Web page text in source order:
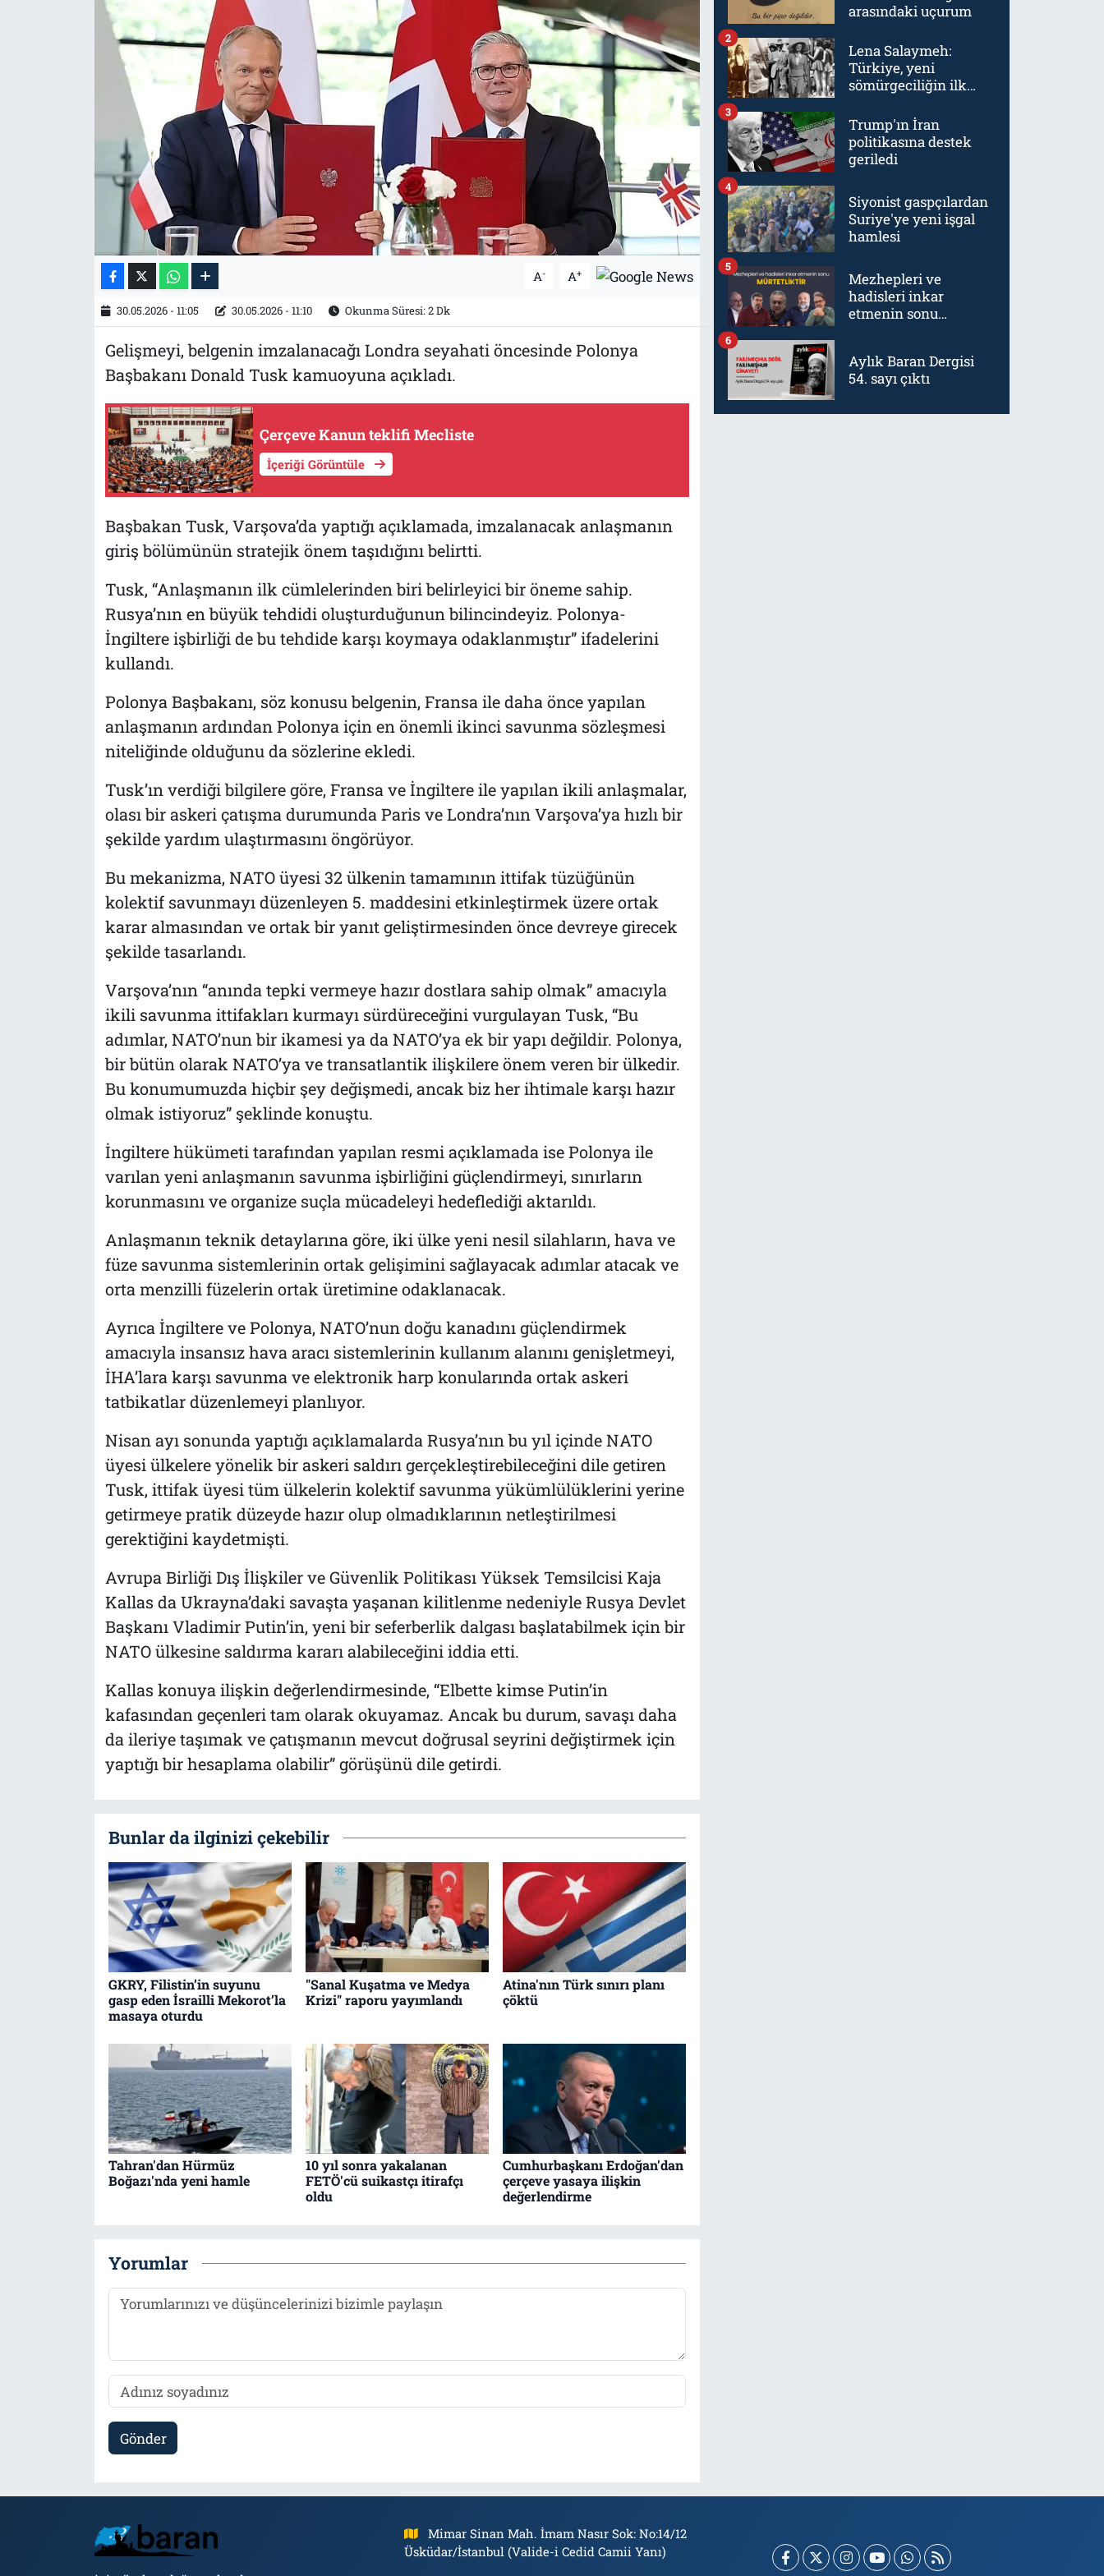
A- A+
30.05.2026 - 11:05 30.05.2026 - 11:10 Okunma Süresi: 2 Dk
Gelişmeyi, belgenin imzalanacağı Londra seyahati öncesinde Polonya
Başbakanı Donald Tusk kamuoyuna açıkladı.
Çerçeve Kanun teklifi Mecliste
İçeriği Görüntüle
Başbakan Tusk, Varşova’da yaptığı açıklamada, imzalanacak anlaşmanın
giriş bölümünün stratejik önem taşıdığını belirtti.
Tusk, “Anlaşmanın ilk cümlelerinden biri belirleyici bir öneme sahip.
Rusya’nın en büyük tehdidi oluşturduğunun bilincindeyiz. Polonya-
İngiltere işbirliği de bu tehdide karşı koymaya odaklanmıştır” ifadelerini
kullandı.
Polonya Başbakanı, söz konusu belgenin, Fransa ile daha önce yapılan
anlaşmanın ardından Polonya için en önemli ikinci savunma sözleşmesi
niteliğinde olduğunu da sözlerine ekledi.
Tusk’ın verdiği bilgilere göre, Fransa ve İngiltere ile yapılan ikili anlaşmalar,
olası bir askeri çatışma durumunda Paris ve Londra’nın Varşova’ya hızlı bir
şekilde yardım ulaştırmasını öngörüyor.
Bu mekanizma, NATO üyesi 32 ülkenin tamamının ittifak tüzüğünün
kolektif savunmayı düzenleyen 5. maddesini etkinleştirmek üzere ortak
karar almasından ve ortak bir yanıt geliştirmesinden önce devreye girecek
şekilde tasarlandı.
Varşova’nın “anında tepki vermeye hazır dostlara sahip olmak” amacıyla
ikili savunma ittifakları kurmayı sürdüreceğini vurgulayan Tusk, “Bu
adımlar, NATO’nun bir ikamesi ya da NATO’ya ek bir yapı değildir. Polonya,
bir bütün olarak NATO’ya ve transatlantik ilişkilere önem veren bir ülkedir.
Bu konumumuzda hiçbir şey değişmedi, ancak biz her ihtimale karşı hazır
olmak istiyoruz” şeklinde konuştu.
İngiltere hükümeti tarafından yapılan resmi açıklamada ise Polonya ile
varılan yeni anlaşmanın savunma işbirliğini güçlendirmeyi, sınırların
korunmasını ve organize suçla mücadeleyi hedeflediği aktarıldı.
Anlaşmanın teknik detaylarına göre, iki ülke yeni nesil silahların, hava ve
füze savunma sistemlerinin ortak gelişimini sağlayacak adımlar atacak ve
orta menzilli füzelerin ortak üretimine odaklanacak.
Ayrıca İngiltere ve Polonya, NATO’nun doğu kanadını güçlendirmek
amacıyla insansız hava aracı sistemlerinin kullanım alanını genişletmeyi,
İHA’lara karşı savunma ve elektronik harp konularında ortak askeri
tatbikatlar düzenlemeyi planlıyor.
Nisan ayı sonunda yaptığı açıklamalarda Rusya’nın bu yıl içinde NATO
üyesi ülkelere yönelik bir askeri saldırı gerçekleştirebileceğini dile getiren
Tusk, ittifak üyesi tüm ülkelerin kolektif savunma yükümlülüklerini yerine
getirmeye pratik düzeyde hazır olup olmadıklarının netleştirilmesi
gerektiğini kaydetmişti.
Avrupa Birliği Dış İlişkiler ve Güvenlik Politikası Yüksek Temsilcisi Kaja
Kallas da Ukrayna’daki savaşta yaşanan kilitlenme nedeniyle Rusya Devlet
Başkanı Vladimir Putin’in, yeni bir seferberlik dalgası başlatabilmek için bir
NATO ülkesine saldırma kararı alabileceğini iddia etti.
Kallas konuya ilişkin değerlendirmesinde, “Elbette kimse Putin’in
kafasından geçenleri tam olarak okuyamaz. Ancak bu durum, savaşı daha
da ileriye taşımak ve çatışmanın mevcut doğrusal seyrini değiştirmek için
yaptığı bir hesaplama olabilir” görüşünü dile getirdi.
Bunlar da ilginizi çekebilir
GKRY, Filistin’in suyunu
gasp eden İsrailli Mekorot’la
masaya oturdu
"Sanal Kuşatma ve Medya
Krizi" raporu yayımlandı
Atina'nın Türk sınırı planı
çöktü
Tahran'dan Hürmüz
Boğazı'nda yeni hamle
10 yıl sonra yakalanan
FETÖ'cü suikastçı itirafçı
oldu
Cumhurbaşkanı Erdoğan'dan
çerçeve yasaya ilişkin
değerlendirme
Yorumlar
Gönder
arasındaki uçurum
Lena Salaymeh:
Türkiye, yeni
sömürgeciliğin ilk
2
Trump'ın İran
politikasına destek
geriledi
3
Siyonist gaspçılardan
Suriye'ye yeni işgal
hamlesi
4
Mezhepleri ve
hadisleri inkar
etmenin sonu
5
Aylık Baran Dergisi
54. sayı çıktı
6
Mimar Sinan Mah. İmam Nasır Sok: No:14/12
Üsküdar/İstanbul (Valide-i Cedid Camii Yanı)